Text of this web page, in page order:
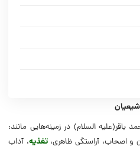
شیعیان
السلام) در زمینه‌هایی مانند:
و اصحاب، آراستگی ظاهری،تغذیه، آداب